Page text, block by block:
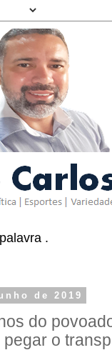
.
de 2019
do
o